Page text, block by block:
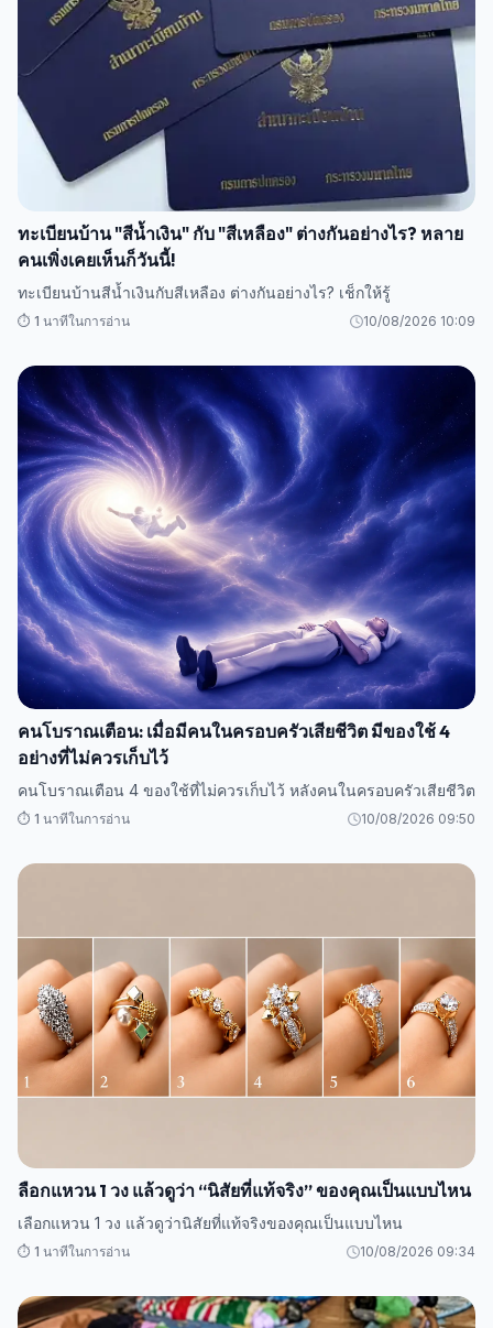
ทะเบียนบ้าน "สีน้ำเงิน" กับ "สีเหลือง" ต่างกันอย่างไร? หลาย
คนเพิ่งเคยเห็นก็วันนี้!
ทะเบียนบ้านสีน้ำเงินกับสีเหลือง ต่างกันอย่างไร? เช็กให้รู้
⏱️ 1 นาทีในการอ่าน 10/08/2026 10:09
คนโบราณเตือน: เมื่อมีคนในครอบครัวเสียชีวิต มีของใช้ 4
อย่างที่ไม่ควรเก็บไว้
คนโบราณเตือน 4 ของใช้ที่ไม่ควรเก็บไว้ หลังคนในครอบครัวเสียชีวิต
⏱️ 1 นาทีในการอ่าน 10/08/2026 09:50
ลือกแหวน 1 วง แล้วดูว่า “นิสัยที่แท้จริง” ของคุณเป็นแบบไหน
เลือกแหวน 1 วง แล้วดูว่านิสัยที่แท้จริงของคุณเป็นแบบไหน
⏱️ 1 นาทีในการอ่าน 10/08/2026 09:34